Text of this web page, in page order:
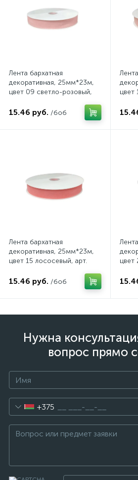
Лента бархатная
декоративная, 25мм*23м,
цвет 09 светло-розовый,
15.46 руб. /боб
цвет
Лента бархатная
декоративная, 25мм*23м,
цвет 15 лососевый, арт.
15.46 руб. /боб
цвет
Нужна
вопрос прямо
+375